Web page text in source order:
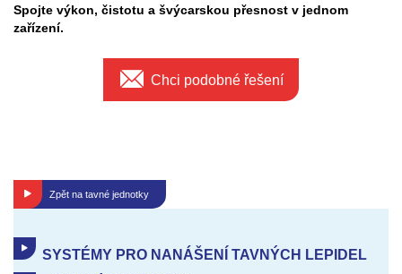
Spojte výkon, čistotu a švýcarskou přesnost v jednom
zařízení.
Chci podobné řešení
Zpět na tavné jednotky
SYSTÉMY PRO NANÁŠENÍ TAVNÝCH LEPIDEL